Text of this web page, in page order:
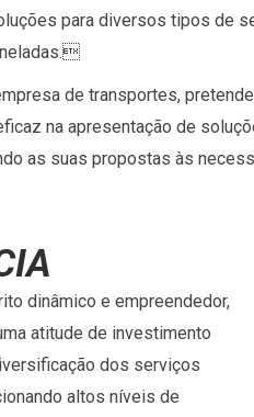
para diversos tipos de
de transportes,
na apresentação de
as suas propostas às
dinâmico e empreendedor,
atitude de investimento
dos serviços
altos níveis de